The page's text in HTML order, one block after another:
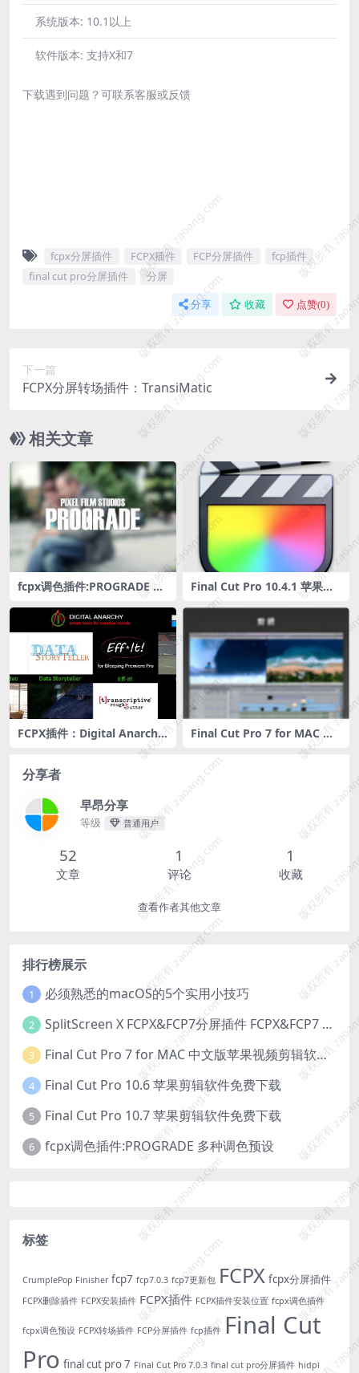
系统版本: 10.1以上
软件版本: 支持X和7
下载遇到问题？可联系客服或反馈
fcpx分屏插件 FCPX插件 FCP分屏插件
fcp插件
final cut pro分屏插件
分屏
分享 收藏 点赞(0)
下一篇
FCPX分屏转场插件：TransiMatic
相关文章
fcpx调色插件:PROGRADE 多
Final Cut Pro 10.4.1 苹果剪
辑软件免费下载
FCPX插件：Digital Anarchy
面部变形美颜丑化插件 Ugly
Box（支持AE.PR.FCPX）
Final Cut Pro 7 for MAC 中
文版苹果视频剪辑软件免费下
分享者
早昂分享
等级 普通用户
52
文章
1
评论
1
收藏
查看作者其他文章
排行榜展示
1 必须熟悉的macOS的5个实用小技巧
2 SplitScreen X FCPX&FCP7分屏插件 FCPX&FCP7 Split Screen Plugin
3 Final Cut Pro 7 for MAC 中文版苹果视频剪辑软件免费下载
4 Final Cut Pro 10.6 苹果剪辑软件免费下载
5 Final Cut Pro 10.7 苹果剪辑软件免费下载
6 fcpx调色插件:PROGRADE 多种调色预设
标签
CrumplePop Finisher fcp7 fcp7.0.3 fcp7更新包 FCPX fcpx分屏插件
FCPX删除插件 FCPX安装插件 FCPX插件 FCPX插件安装位置 fcpx调色插件
fcpx调色预设 FCPX转场插件 FCP分屏插件 fcp插件 Final Cut
Pro final cut pro 7 Final Cut Pro 7.0.3 final cut pro分屏插件 hidpi
版权所有 zaoang.com
版权所有
版权所有 zaoang.com
版权所有
版权所有 zaoang.com
版权所有
版权所有 zaoang.com
版权所有
版权所有 zaoang.com
版权所有
版权所有 zaoang.com
版权所有
版权所有 zaoang.com
版权所有
版权所有 zaoang.com
版权所
版权所有 zaoang.com
版权所有
版权所有 zaoang.com
版权所
版权所有 zaoang.com
版权所有
版权所有 zaoang.com
版权所
版权所有 zaoang.com
版权所
版权所有 zaoang.com
版权所有